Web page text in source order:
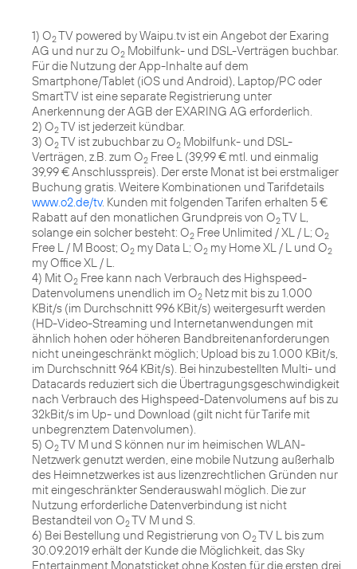
1) O2TV powered by Waipu.tv ist ein Angebot der Exaring
AG und nur zu O2 Mobilfunk- und DSL-Verträgen buchbar.
Für die Nutzung der App-Inhalte auf dem
Smartphone/Tablet (iOS und Android), Laptop/PC oder
SmartTV ist eine separate Registrierung unter
Anerkennung der AGB der EXARING AG erforderlich.
2) O2TV ist jederzeit kündbar.
3) O2TV ist zubuchbar zu O2 Mobilfunk- und DSL-
Verträgen, z.B. zum O2 Free L (39,99 € mtl. und einmalig
39,99 € Anschlusspreis). Der erste Monat ist bei erstmaliger
Buchung gratis. Weitere Kombinationen und Tarifdetails
www.o2.de/tv. Kunden mit folgenden Tarifen erhalten 5 €
Rabatt auf den monatlichen Grundpreis von O2TV L,
solange ein solcher besteht: O2 Free Unlimited / XL / L; O2
Free L / M Boost; O2 my Data L; O2 my Home XL / L und O2
my Office XL / L.
4) Mit O2 Free kann nach Verbrauch des Highspeed-
Datenvolumens unendlich im O2 Netz mit bis zu 1.000
KBit/s (im Durchschnitt 996 KBit/s) weitergesurft werden
(HD-Video-Streaming und Internetanwendungen mit
ähnlich hohen oder höheren Bandbreitenanforderungen
nicht uneingeschränkt möglich; Upload bis zu 1.000 KBit/s,
im Durchschnitt 964 KBit/s). Bei hinzubestellten Multi- und
Datacards reduziert sich die Übertragungsgeschwindigkeit
nach Verbrauch des Highspeed-Datenvolumens auf bis zu
32kBit/s im Up- und Download (gilt nicht für Tarife mit
unbegrenztem Datenvolumen).
5) O2TV M und S können nur im heimischen WLAN-
Netzwerk genutzt werden, eine mobile Nutzung außerhalb
des Heimnetzwerkes ist aus lizenzrechtlichen Gründen nur
mit eingeschränkter Senderauswahl möglich. Die zur
Nutzung erforderliche Datenverbindung ist nicht
Bestandteil von O2TV M und S.
6) Bei Bestellung und Registrierung von O2TV L bis zum
30.09.2019 erhält der Kunde die Möglichkeit, das Sky
Entertainment Monatsticket ohne Kosten für die ersten drei